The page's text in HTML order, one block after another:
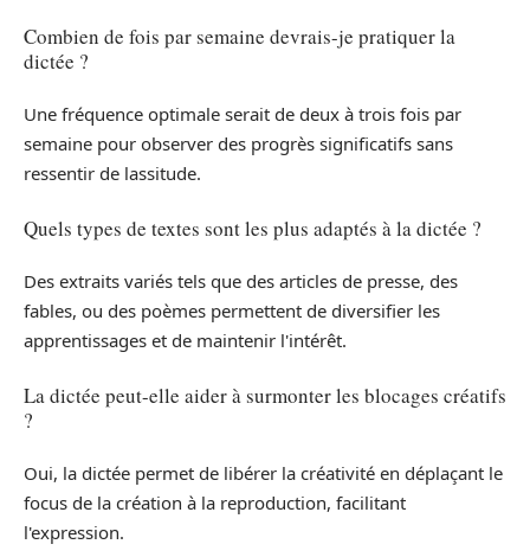
Combien de fois par semaine devrais-je pratiquer la
dictée ?
Une fréquence optimale serait de deux à trois fois par
semaine pour observer des progrès significatifs sans
ressentir de lassitude.
Quels types de textes sont les plus adaptés à la dictée ?
Des extraits variés tels que des articles de presse, des
fables, ou des poèmes permettent de diversifier les
apprentissages et de maintenir l'intérêt.
La dictée peut-elle aider à surmonter les blocages créatifs
?
Oui, la dictée permet de libérer la créativité en déplaçant le
focus de la création à la reproduction, facilitant
l'expression.